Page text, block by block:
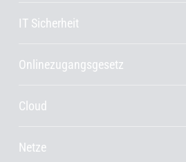
IT Sicherheit
Onlinezugangsgesetz
Cloud
Netze